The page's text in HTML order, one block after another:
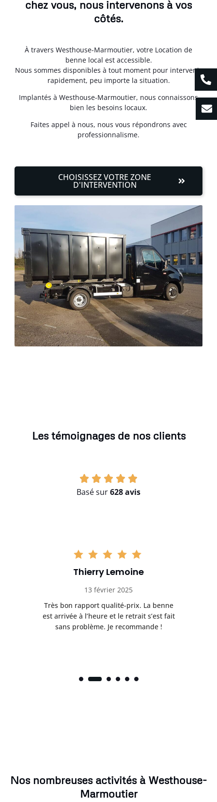
chez vous, nous intervenons à vos
côtés.
À travers Westhouse-Marmoutier, votre Location de
benne local est accessible.
Nous sommes disponibles à tout moment pour intervenir
rapidement, peu importe la situation.
Implantés à Westhouse-Marmoutier, nous connaissons
bien les besoins locaux.
Faites appel à nous, nous vous répondrons avec
professionnalisme.
CHOISISSEZ VOTRE ZONE
D'INTERVENTION
Les témoignages de nos clients
Basé sur628 avis
Thierry Lemoine
13 février 2025
Très bon rapport qualité-prix. La benne
est arrivée à l’heure et le retrait s’est fait
sans problème. Je recommande !
Nos nombreuses activités à Westhouse-
Marmoutier